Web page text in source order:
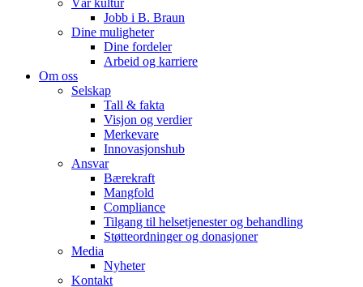
Jobb i B. Braun
Dine muligheter
Dine fordeler
Arbeid og karriere
Om oss
Selskap
Tall & fakta
Visjon og verdier
Merkevare
Innovasjonshub
Ansvar
Bærekraft
Mangfold
Compliance
Tilgang til helsetjenester og behandling
Støtteordninger og donasjoner
Media
Nyheter
Kontakt